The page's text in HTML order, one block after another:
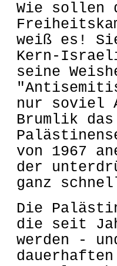
Wie sollen
weiß es!
Kern-
seine
nur soviel
Brumlik
von 1967
der
ganz
Die
die seit
werden -